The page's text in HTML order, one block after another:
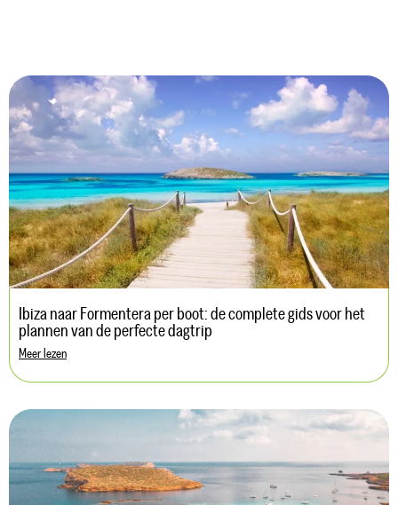
Ibiza naar Formentera per boot: de complete gids voor het
plannen van de perfecte dagtrip
Meer lezen